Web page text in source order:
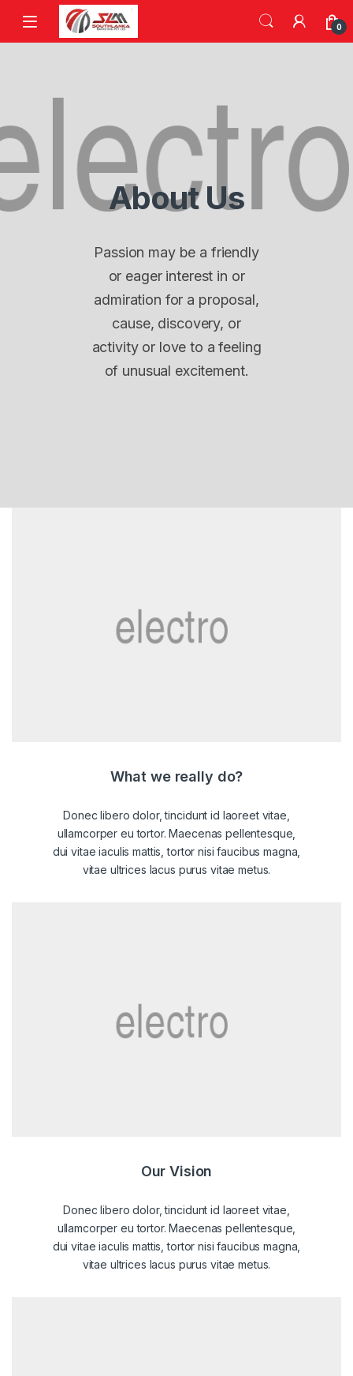
Skip to navigation
Skip to content
0
About Us
Passion may be a friendly
or eager interest in or
admiration for a proposal,
cause, discovery, or
activity or love to a feeling
of unusual excitement.
What we really do?
Donec libero dolor, tincidunt id laoreet vitae,
ullamcorper eu tortor. Maecenas pellentesque,
dui vitae iaculis mattis, tortor nisi faucibus magna,
vitae ultrices lacus purus vitae metus.
Our Vision
Donec libero dolor, tincidunt id laoreet vitae,
ullamcorper eu tortor. Maecenas pellentesque,
dui vitae iaculis mattis, tortor nisi faucibus magna,
vitae ultrices lacus purus vitae metus.